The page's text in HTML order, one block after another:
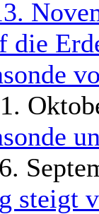
die
steigt